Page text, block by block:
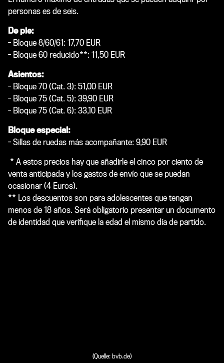
personas es de seis.
De pie:
- Bloque 8/60/61: 17,70 EUR
- Bloque 60 reducido**: 11,50 EUR
Asientos:
- Bloque 70 (Cat. 3): 51,00 EUR
- Bloque 75 (Cat. 5): 39,90 EUR
- Bloque 75 (Cat. 6): 33,10 EUR
Bloque especial:
- Sillas de ruedas más acompañante: 9,90 EUR
* A estos precios hay que añadirle el cinco por ciento de
venta anticipada y los gastos de envío que se puedan
ocasionar (4 Euros).
** Los descuentos son para adolescentes que tengan
menos de 18 años. Será obligatorio presentar un documento
de identidad que verifique la edad el mismo día de partido.
(Quelle: bvb.de)